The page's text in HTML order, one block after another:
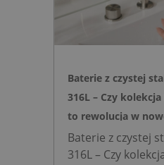
Baterie z czystej
316L – Czy kolekcja
to rewolucja w
łazience?
Baterie z czystej
316L – Czy